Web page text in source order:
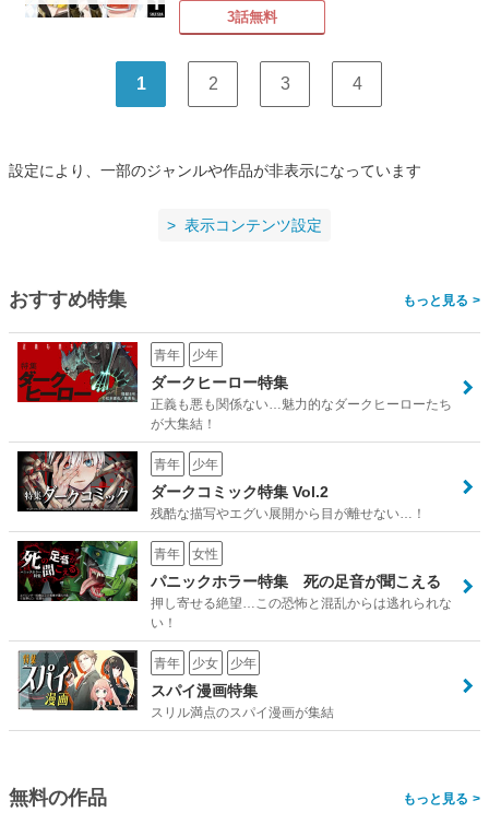
3話無料
1 2 3 4
設定により、一部のジャンルや作品が非表示になっています
表示コンテンツ設定
おすすめ特集 >
青年 少年
ダークヒーロー特集
正義も悪も関係ない…魅力的なダークヒーローたち
が大集結！
青年 少年
ダークコミック特集 Vol.2
残酷な描写やエグい展開から目が離せない…！
青年 女性
パニックホラー特集 死の足音が聞こえる
押し寄せる絶望…この恐怖と混乱からは逃れられな
い！
青年 少女 少年
スパイ漫画特集
スリル満点のスパイ漫画が集結
無料の作品 >